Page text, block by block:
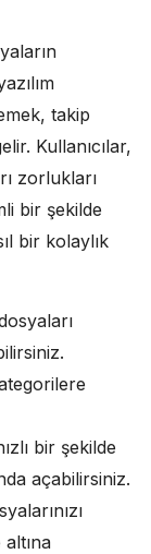
takip
Kullanıcılar,
zorlukları
bir şekilde
bir kolaylık
bir şekilde
açabilirsiniz.